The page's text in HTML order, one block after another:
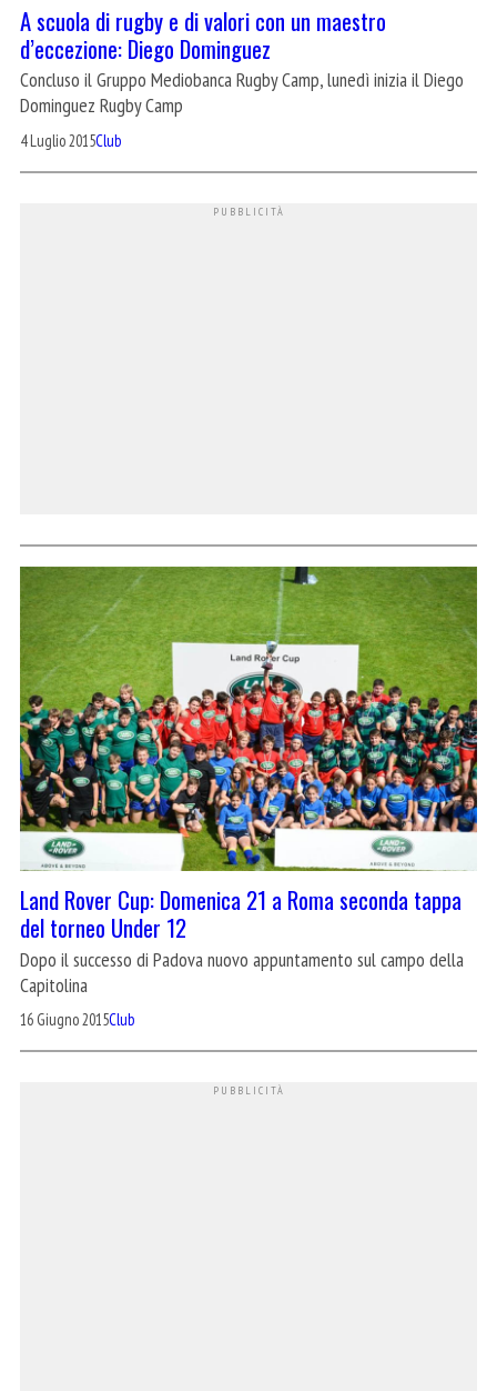
A scuola di rugby e di valori con un maestro
d’eccezione: Diego Dominguez
Concluso il Gruppo Mediobanca Rugby Camp, lunedì inizia il Diego
Dominguez Rugby Camp
4 Luglio 2015Club
Land Rover Cup: Domenica 21 a Roma seconda tappa
del torneo Under 12
Dopo il successo di Padova nuovo appuntamento sul campo della
Capitolina
16 Giugno 2015Club